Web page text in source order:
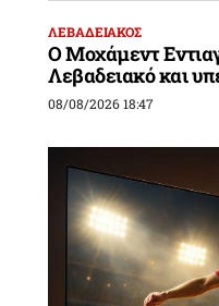
ΛΕΒΑΔΕΙΑΚΟΣ
Ο Μοχάμεντ
Λεβαδειακό και
08/08/2026 18:47